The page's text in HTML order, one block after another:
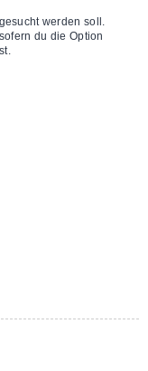
werden soll.
du die Option